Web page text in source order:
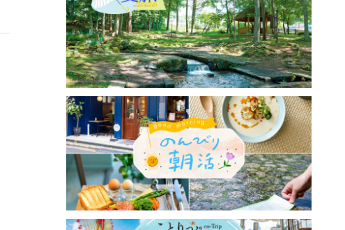
【2026年夏】リゾナーレで叶え
るリゾート涼旅7選。雲海、高